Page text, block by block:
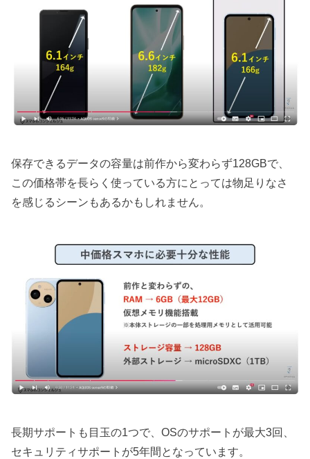
保存できるデータの容量は前作から変わらず128GBで、
この価格帯を長らく使っている方にとっては物足りなさ
を感じるシーンもあるかもしれません。
長期サポートも目玉の1つで、OSのサポートが最大3回、
セキュリティサポートが5年間となっています。